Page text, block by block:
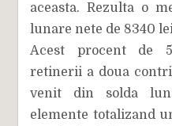
aceasta. Rezulta o
lunare nete de 8340
Acest procent de
retinerii a doua
venit din solda
elemente totalizand